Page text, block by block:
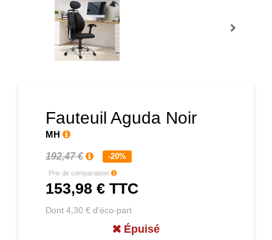
Fauteuil Aguda Noir
MH
192,47 € -20%
Prix de comparaison
153,98 € TTC
Dont 4,30 € d'éco-part
Épuisé